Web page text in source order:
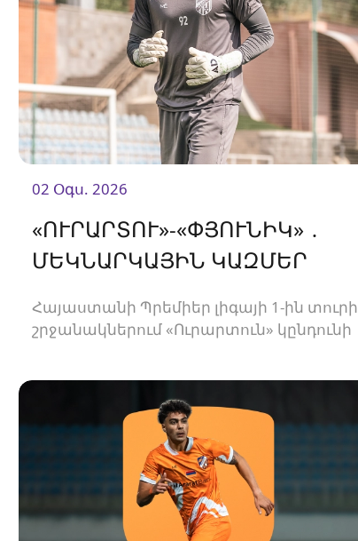
02 Օգս. 2026
«ՈՒՐԱՐՏՈՒ»-«ՓՅՈՒՆԻԿ» ․
ՄԵԿՆԱՐԿԱՅԻՆ ԿԱԶՄԵՐ
Հայաստանի Պրեմիեր լիգայի 1-ին տուրի
շրջանակներում «Ուրարտուն» կընդունի